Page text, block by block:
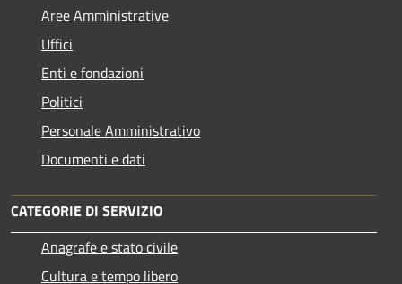
Aree Amministrative
Uffici
Enti e fondazioni
Politici
Personale Amministrativo
Documenti e dati
CATEGORIE DI SERVIZIO
Anagrafe e stato civile
Cultura e tempo libero